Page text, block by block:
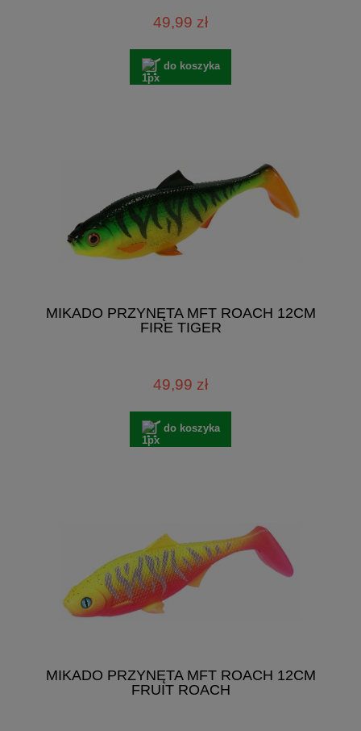
49,99 zł
do koszyka
MIKADO PRZYNĘTA MFT ROACH 12CM
FIRE TIGER
49,99 zł
do koszyka
MIKADO PRZYNĘTA MFT ROACH 12CM
FRUIT ROACH